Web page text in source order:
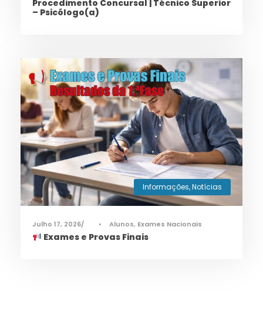
Procedimento Concursal | Técnico Superior
– Psicólogo(a)
Informações,Notícias
Julho 17, 2026 • Alunos, Exames Nacionais
Exames e Provas Finais